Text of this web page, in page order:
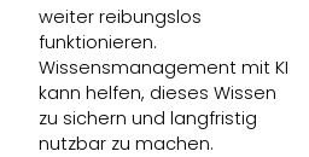
weiter reibungslos
funktionieren.
Wissensmanagement mit KI
kann helfen, dieses Wissen
zu sichern und langfristig
nutzbar zu machen.